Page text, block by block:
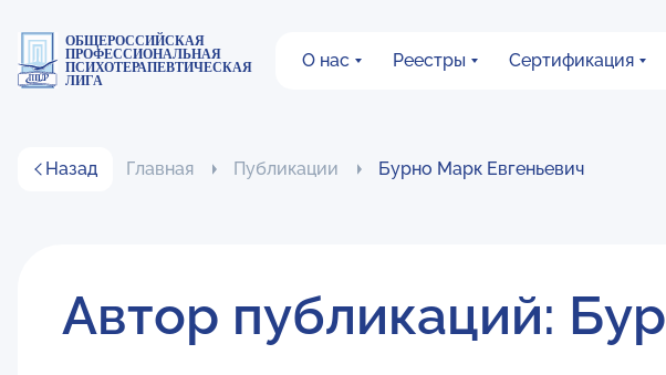
ОБЩЕРОССИЙСКАЯ
ПРОФЕССИОНАЛЬНАЯ
ПСИХОТЕРАПЕВТИЧЕСКАЯ
ЛИГА
О нас Реестры Сертификация
Назад Главная Публикации Бурно Марк Евгеньевич
Автор публикаций: